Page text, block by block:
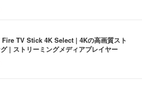
TV Stick 4K Select | 4Kの高画質スト
| ストリーミングメディアプレイヤー